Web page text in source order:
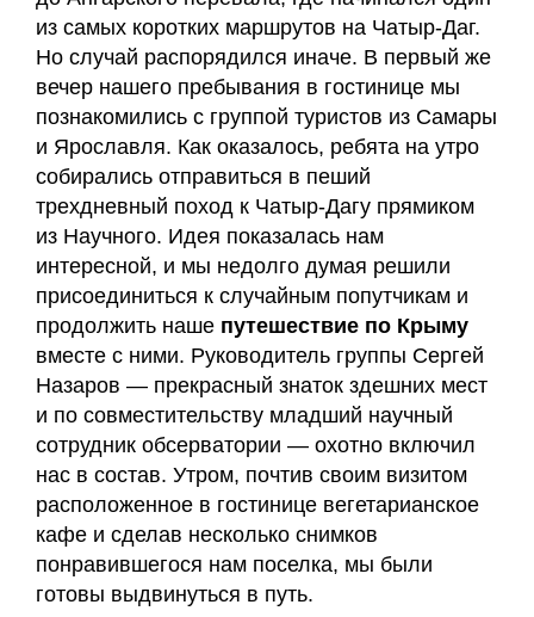
из самых коротких маршрутов на Чатыр-Даг.
Но случай распорядился иначе. В первый же
вечер нашего пребывания в гостинице мы
познакомились с группой туристов из Самары
и Ярославля. Как оказалось, ребята на утро
собирались отправиться в пеший
трехдневный поход к Чатыр-Дагу прямиком
из Научного. Идея показалась нам
интересной, и мы недолго думая решили
присоединиться к случайным попутчикам и
продолжить наше путешествие по Крыму
вместе с ними. Руководитель группы Сергей
Назаров — прекрасный знаток здешних мест
и по совместительству младший научный
сотрудник обсерватории — охотно включил
нас в состав. Утром, почтив своим визитом
расположенное в гостинице вегетарианское
кафе и сделав несколько снимков
понравившегося нам поселка, мы были
готовы выдвинуться в путь.